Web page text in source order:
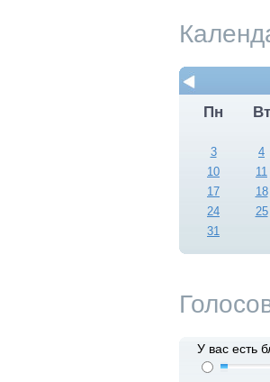
Пн
Вт
3
4
10
11
17
18
24
25
31
У вас есть